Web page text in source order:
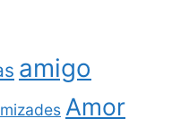
amigo
Amor